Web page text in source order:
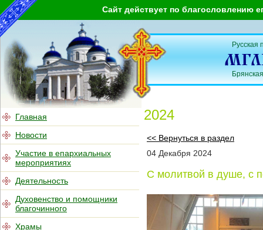
Сайт действует по благословлению
Главная
Новости
Участие в епархиальных
мероприятиях
Деятельность
Духовенство и помощники
благочинного
Храмы
Русская
2024
<< Вернуться в раздел
04 Декабря 2024
С молитвой в душе, с